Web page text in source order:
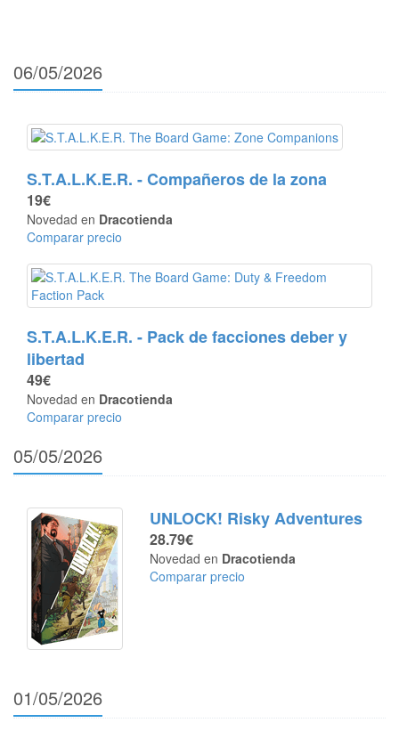
06/05/2026
S.T.A.L.K.E.R. - Compañeros de la zona
19€
Novedad en Dracotienda
Comparar precio
S.T.A.L.K.E.R. - Pack de facciones deber y
libertad
49€
Novedad en Dracotienda
Comparar precio
05/05/2026
UNLOCK! Risky Adventures
28.79€
Novedad en Dracotienda
Comparar precio
01/05/2026